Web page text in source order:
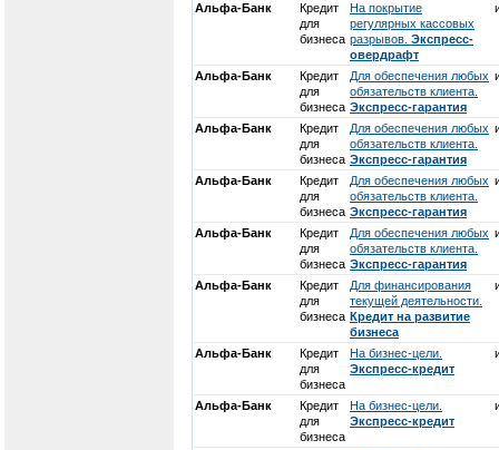
Альфа-Банк
Кредит
для
бизнеса
На покрытие
регулярных кассовых
разрывов. Экспресс-
овердрафт
Альфа-Банк
Кредит
для
бизнеса
Для обеспечения любых
обязательств клиента.
Экспресс-гарантия
Альфа-Банк
Кредит
для
бизнеса
Для обеспечения любых
обязательств клиента.
Экспресс-гарантия
Альфа-Банк
Кредит
для
бизнеса
Для обеспечения любых
обязательств клиента.
Экспресс-гарантия
Альфа-Банк
Кредит
для
бизнеса
Для обеспечения любых
обязательств клиента.
Экспресс-гарантия
Альфа-Банк
Кредит
для
бизнеса
Для финансирования
текущей деятельности.
Кредит на развитие
бизнеса
Альфа-Банк
Кредит
для
бизнеса
На бизнес-цели.
Экспресс-кредит
Альфа-Банк
Кредит
для
бизнеса
На бизнес-цели.
Экспресс-кредит